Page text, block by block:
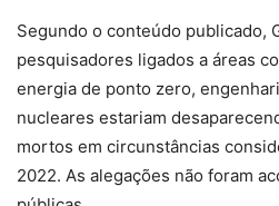
Segundo o conteúdo publicado,
pesquisadores ligados a áreas
energia de ponto zero,
nucleares estariam
mortos em circunstâncias
2022. As alegações não foram